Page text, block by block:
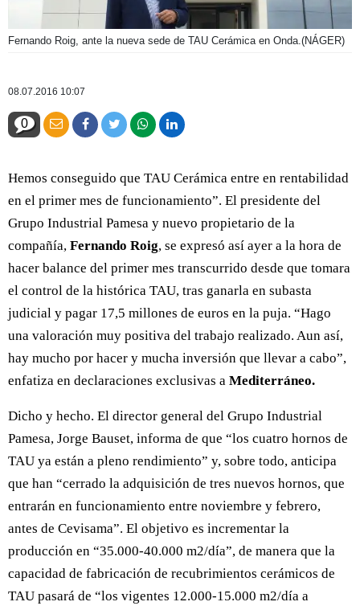
Fernando Roig, ante la nueva sede de TAU Cerámica en Onda.(NÁGER)
08.07.2016 10:07
0
Hemos conseguido que TAU Cerámica entre en rentabilidad
en el primer mes de funcionamiento”. El presidente del
Grupo Industrial Pamesa y nuevo propietario de la
compañía, Fernando Roig, se expresó así ayer a la hora de
hacer balance del primer mes transcurrido desde que tomara
el control de la histórica TAU, tras ganarla en subasta
judicial y pagar 17,5 millones de euros en la puja. “Hago
una valoración muy positiva del trabajo realizado. Aun así,
hay mucho por hacer y mucha inversión que llevar a cabo”,
enfatiza en declaraciones exclusivas a Mediterráneo.
Dicho y hecho. El director general del Grupo Industrial
Pamesa, Jorge Bauset, informa de que “los cuatro hornos de
TAU ya están a pleno rendimiento” y, sobre todo, anticipa
que han “cerrado la adquisición de tres nuevos hornos, que
entrarán en funcionamiento entre noviembre y febrero,
antes de Cevisama”. El objetivo es incrementar la
producción en “35.000-40.000 m2/día”, de manera que la
capacidad de fabricación de recubrimientos cerámicos de
TAU pasará de “los vigentes 12.000-15.000 m2/día a